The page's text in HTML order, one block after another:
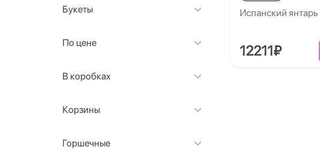
Букеты
По цене
В коробках
Корзины
Горшечные
Испанский янтарь
12211₽